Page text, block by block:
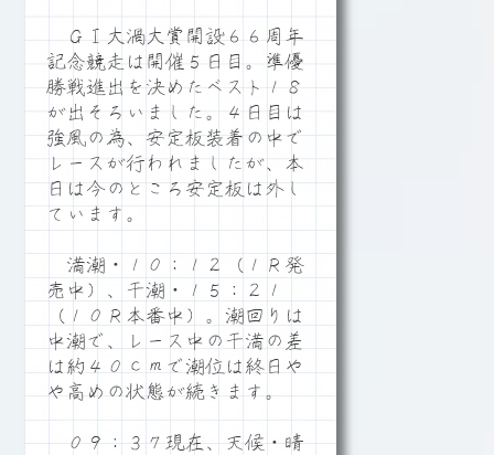
ＧⅠ大渦大賞開設６６周年
記念競走は開催５日目。準優
勝戦進出を決めたベスト１８
が出そろいました。４日目は
強風の為、安定板装着の中で
レースが行われましたが、本
日は今のところ安定板は外し
ています。
満潮・１０：１２（１Ｒ発
売中）、干潮・１５：２１
（１０Ｒ本番中）。潮回りは
中潮で、レース中の干満の差
は約４０ｃｍで潮位は終日や
や高めの状態が続きます。
０９：３７現在、天候・晴